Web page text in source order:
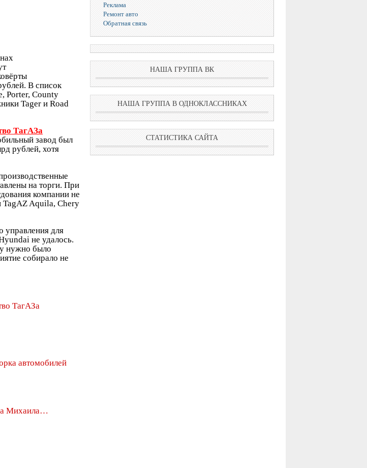
В список
Porter, County
Tager и Road
ТагАЗа
завод был
рублей, хотя
на торги. При
компании не
TagAZ Aquila, Chery
управления для
не удалось.
нужно было
собирало не
ТагАЗа
автомобилей
Михаила…
Реклама
Ремонт авто
Обратная связь
НАША ГРУППА ВК
НАША ГРУППА В ОДНОКЛАССНИКАХ
СТАТИСТИКА САЙТА